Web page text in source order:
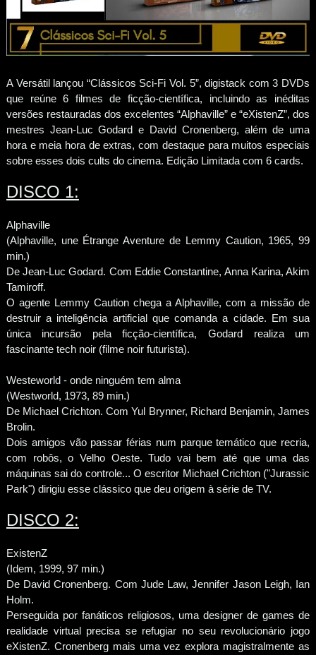
A Versátil lançou “Clássicos Sci-Fi Vol. 5”, digistack com 3 DVDs
que reúne 6 filmes de ficção-científica, incluindo as inéditas
versões restauradas dos excelentes “Alphaville” e “eXistenZ”, dos
mestres Jean-Luc Godard e David Cronenberg, além de uma
hora e meia hora de extras, com destaque para muitos especiais
sobre esses dois cults do cinema. Edição Limitada com 6 cards.
DISCO 1:
Alphaville
(Alphaville, une Étrange Aventure de Lemmy Caution, 1965, 99
min.)
De Jean-Luc Godard. Com Eddie Constantine, Anna Karina, Akim
Tamiroff.
O agente Lemmy Caution chega a Alphaville, com a missão de
destruir a inteligência artificial que comanda a cidade. Em sua
única incursão pela ficção-científica, Godard realiza um
fascinante tech noir (filme noir futurista).
Westeworld - onde ninguém tem alma
(Westworld, 1973, 89 min.)
De Michael Crichton. Com Yul Brynner, Richard Benjamin, James
Brolin.
Dois amigos vão passar férias num parque temático que recria,
com robôs, o Velho Oeste. Tudo vai bem até que uma das
máquinas sai do controle... O escritor Michael Crichton ("Jurassic
Park") dirigiu esse clássico que deu origem à série de TV.
DISCO 2:
ExistenZ
(Idem, 1999, 97 min.)
De David Cronenberg. Com Jude Law, Jennifer Jason Leigh, Ian
Holm.
Perseguida por fanáticos religiosos, uma designer de games de
realidade virtual precisa se refugiar no seu revolucionário jogo
eXistenZ. Cronenberg mais uma vez explora magistralmente as